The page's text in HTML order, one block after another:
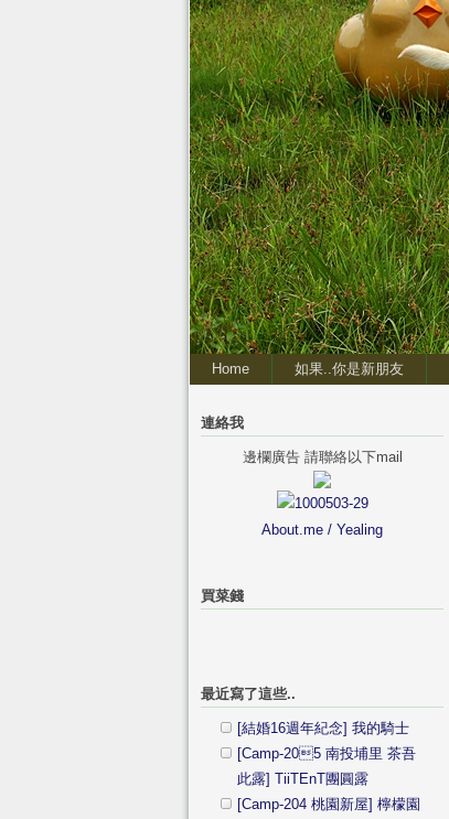
Home 如果..你是新朋友
連絡我
邊欄廣告 請聯絡以下mail
About.me / Yealing
買菜錢
最近寫了這些..
[結婚16週年紀念] 我的騎士
[Camp-205 南投埔里 茶吾
此露] TiiTEnT團圓露
[Camp-204 桃園新屋] 檸檬園